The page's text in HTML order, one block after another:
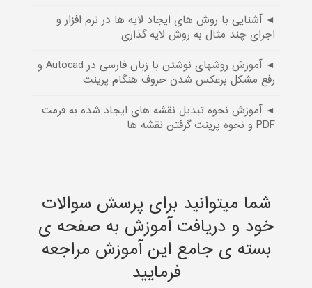
◄ آشنایی با روش های ایجاد لایه ها در نرم افزار و
اجرای چند مثال به روش لایه گذاری
◄ آموزش روشهای نوشتن با زبان فارسی در Autocad و
رفع مشکل برعکس شدن حروف هنگام پرینت
◄ آموزش نحوه تبدیل نقشه های ایجاد شده به فرمت
PDF و نحوه پرینت گرفتن نقشه ها
شما میتوانید برای پرسش سوالات
خود و دریافت آموزش به صفحه ی
بسته ی جامع این آموزش مراجعه
فرمایید